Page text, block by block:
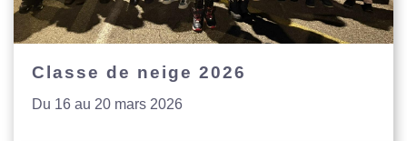
Classe de neige 2026
Du 16 au 20 mars 2026